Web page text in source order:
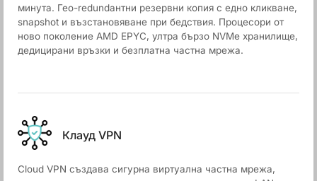
минута. Гео-redundантни резервни копия с едно кликване,
snapshot и възстановяване при бедствия. Процесори от
ново поколение AMD EPYC, ултра бързо NVMe хранилище,
дедицирани връзки и безплатна частна мрежа.
Клауд VPN
Cloud VPN създава сигурна виртуална частна мрежа,